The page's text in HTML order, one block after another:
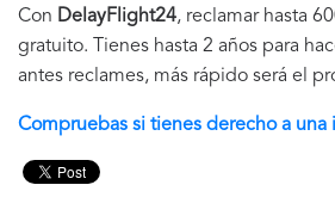
Con DelayFlight24, reclamar hasta
gratuito. Tienes hasta 2 años para
antes reclames, más rápido será el
Compruebas si tienes derecho a una